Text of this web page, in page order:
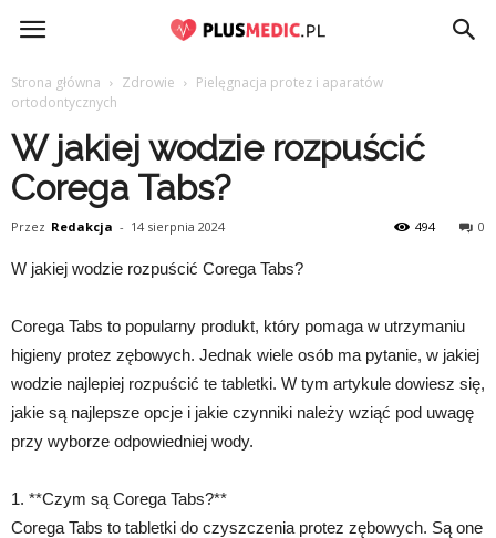
PlusMedic.pl
Strona główna Zdrowie
Pielęgnacja protez i aparatów
ortodontycznych
W jakiej wodzie rozpuścić
Corega Tabs?
Przez Redakcja - 14 sierpnia 2024 0
494
W jakiej wodzie rozpuścić Corega Tabs?
Corega Tabs to popularny produkt, który pomaga w utrzymaniu
higieny protez zębowych. Jednak wiele osób ma pytanie, w jakiej
wodzie najlepiej rozpuścić te tabletki. W tym artykule dowiesz się,
jakie są najlepsze opcje i jakie czynniki należy wziąć pod uwagę
przy wyborze odpowiedniej wody.
1. **Czym są Corega Tabs?**
Corega Tabs to tabletki do czyszczenia protez zębowych. Są one